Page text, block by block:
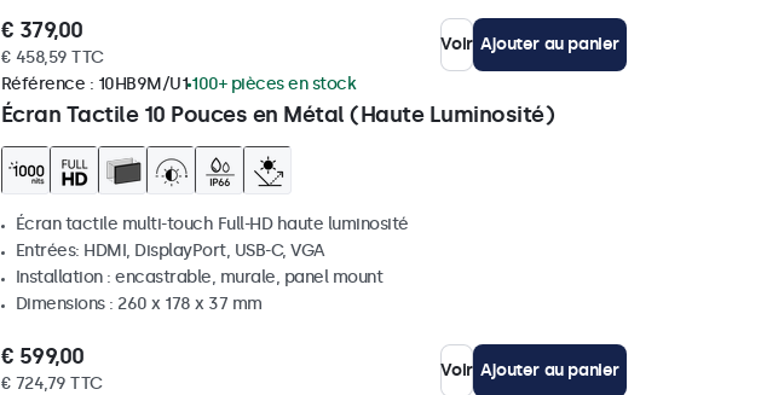
€ 379,00
€ 458,59 TTC
Voir Ajouter au panier
Écran Tactile 10 Pouces en Métal (Haute Luminosité)
Référence : 10HB9M/U1 100+ pièces en stock
Écran tactile multi-touch Full-HD haute luminosité
Entrées: HDMI, DisplayPort, USB-C, VGA
Installation : encastrable, murale, panel mount
Dimensions : 260 x 178 x 37 mm
€ 599,00
€ 724,79 TTC
Voir Ajouter au panier